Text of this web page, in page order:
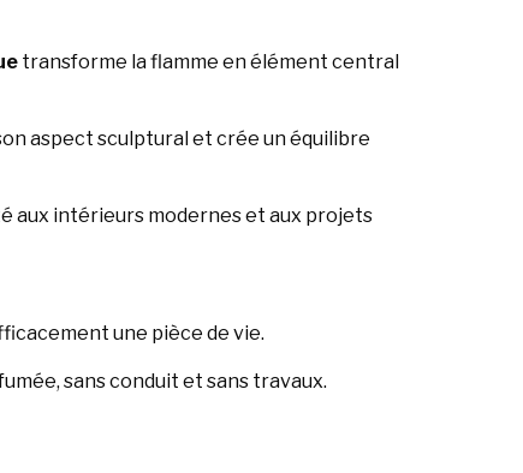
transforme la flamme en élément central
aspect sculptural et crée un équilibre
aux intérieurs modernes et aux projets
une pièce de vie.
sans conduit et sans travaux.